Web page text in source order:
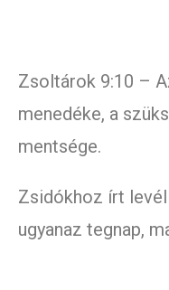
Zsoltárok 9:10 –
menedéke, a
mentsége.
Zsidókhoz írt
ugyanaz tegnap,